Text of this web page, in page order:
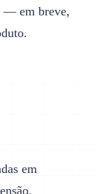
— em breve,
em